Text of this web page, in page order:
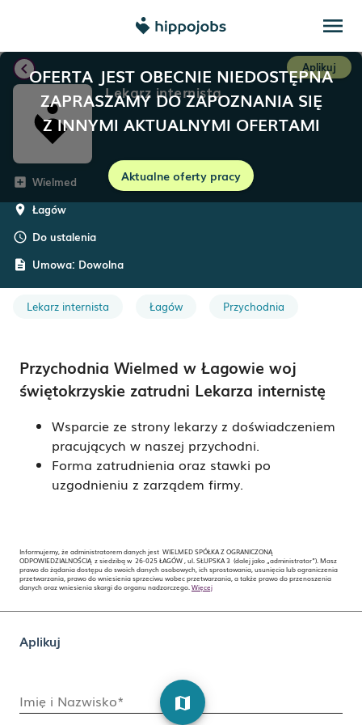
menu
OFERTA JEST OBECNIE NIEDOSTĘPNA
ZAPRASZAMY DO ZAPOZNANIA SIĘ
Z INNYMI AKTUALNYMI OFERTAMI
Aktualne oferty pracy
chevron_left Aplikuj
Lekarz internista
add_box Wielmed
room Łagów
schedule Do ustalenia
description Umowa: Dowolna
Lekarz internista Łagów Przychodnia
Przychodnia Wielmed w Łagowie woj
świętokrzyskie zatrudni Lekarza internistę
Wsparcie ze strony lekarzy z doświadczeniem
pracujących w naszej przychodni.
Forma zatrudnienia oraz stawki po
uzgodnieniu z zarządem firmy.
Informujemy, że administratorem danych jest WIELMED SPÓŁKA Z OGRANICZONĄ
ODPOWIEDZIALNOŚCIĄ z siedzibą w 26-025 ŁAGÓW , ul. SŁUPSKA 3 (dalej jako „administrator”). Masz
prawo do żądania dostępu do swoich danych osobowych, ich sprostowania, usunięcia lub ograniczenia
przetwarzania, prawo do wniesienia sprzeciwu wobec przetwarzania, a także prawo do przenoszenia
danych oraz wniesienia skargi do organu nadzorczego.Więcej
Aplikuj
Imię i Nazwisko* map